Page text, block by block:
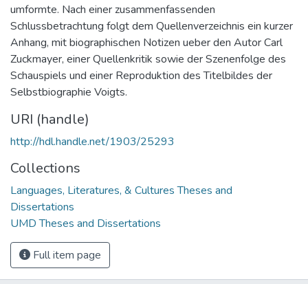
umformte. Nach einer zusammenfassenden
Schlussbetrachtung folgt dem Quellenverzeichnis ein kurzer
Anhang, mit biographischen Notizen ueber den Autor Carl
Zuckmayer, einer Quellenkritik sowie der Szenenfolge des
Schauspiels und einer Reproduktion des Titelbildes der
Selbstbiographie Voigts.
URI (handle)
http://hdl.handle.net/1903/25293
Collections
Languages, Literatures, & Cultures Theses and
Dissertations
UMD Theses and Dissertations
Full item page